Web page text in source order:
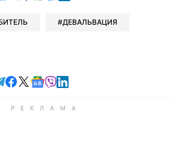
ДЕВАЛЬВАЦИЯ
Читайте в Telegram
Читайте в Facebook
Читайте в X
Читайте в Google news
Читайте в Viber
Читайте в LinkedIn